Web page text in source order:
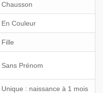
Chausson
En Couleur
Fille
Sans Prénom
Unique : naissance à 1 mois